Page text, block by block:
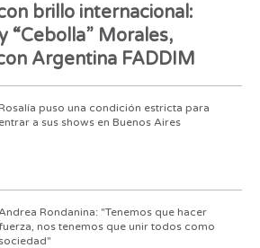
brillo internacional:
“Cebolla” Morales,
Argentina FADDIM
puso una condición estricta para
entrar a sus shows en Buenos Aires
Rondanina: "Tenemos que hacer
nos tenemos que unir todos como
sociedad"